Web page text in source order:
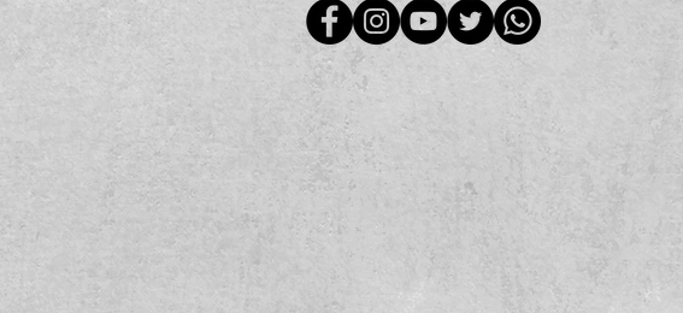
2026
da
auxílio-saúde
as ativos/as e
Recomposição do auxílio-
saúde: Implementação dos
novos valores entra na folha
de julho (pagamento em
agosto)